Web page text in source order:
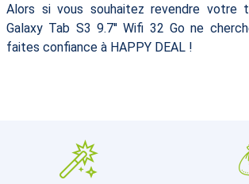
Alors si vous souhaitez revendre votre
Galaxy Tab S3 9.7'' Wifi 32 Go ne
faites confiance à HAPPY DEAL !